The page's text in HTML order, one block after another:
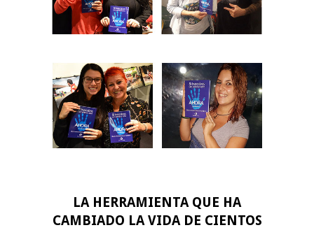
LA HERRAMIENTA QUE HA
CAMBIADO LA VIDA DE CIENTOS